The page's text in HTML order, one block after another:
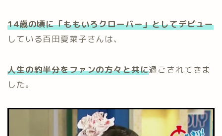
14歳の頃に「ももいろクローバー」としてデビュー
している百田夏菜子さんは、
人生の約半分をファンの方々と共に過ごされてきま
した。